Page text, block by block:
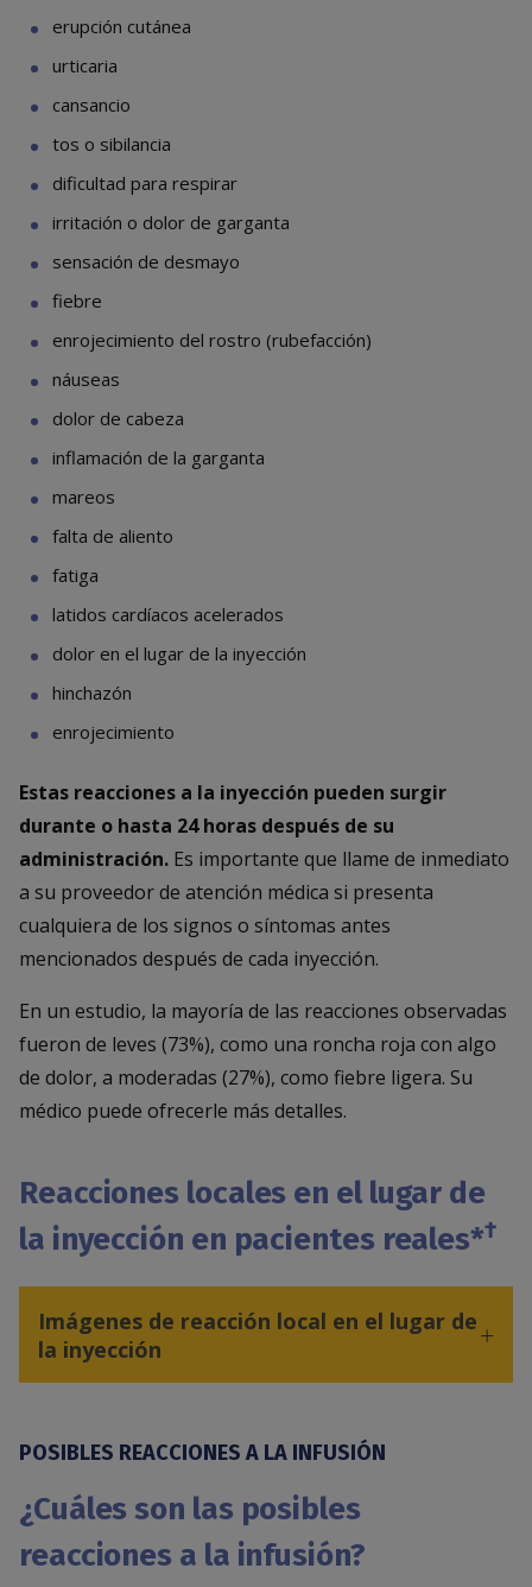
erupción cutánea
urticaria
cansancio
tos o sibilancia
dificultad para respirar
irritación o dolor de garganta
sensación de desmayo
fiebre
enrojecimiento del rostro (rubefacción)
náuseas
dolor de cabeza
inflamación de la garganta
mareos
falta de aliento
fatiga
latidos cardíacos acelerados
dolor en el lugar de la inyección
hinchazón
enrojecimiento
Estas reacciones a la inyección pueden surgir
durante o hasta 24 horas después de su
administración. Es importante que llame de inmediato
a su proveedor de atención médica si presenta
cualquiera de los signos o síntomas antes
mencionados después de cada inyección.
En un estudio, la mayoría de las reacciones observadas
fueron de leves (73%), como una roncha roja con algo
de dolor, a moderadas (27%), como fiebre ligera. Su
médico puede ofrecerle más detalles.
Reacciones locales en el lugar de
la inyección en pacientes reales*†
Imágenes de reacción local en el lugar de
la inyección
POSIBLES REACCIONES A LA INFUSIÓN
¿Cuáles son las posibles
reacciones a la infusión?